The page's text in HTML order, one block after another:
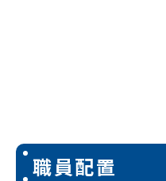
職員配置